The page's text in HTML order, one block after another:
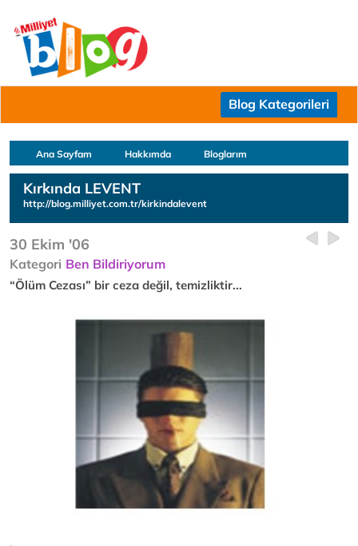
Blog Kategorileri
Ana Sayfam Hakkımda Bloglarım
Kırkında LEVENT
http://blog.milliyet.com.tr/kirkindalevent
30 Ekim '06
Kategori Ben Bildiriyorum
“Ölüm Cezası” bir ceza değil, temizliktir...